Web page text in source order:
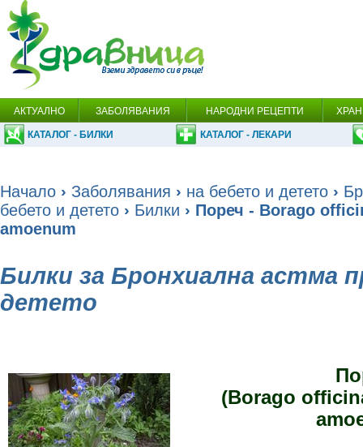
АКТУАЛНО ЗАБОЛЯВАНИЯ НАРОДНИ РЕЦЕПТИ
КАТАЛОГ - БИЛКИ КАТАЛОГ - ЛЕКАРИ
Начало › Заболявания › на бебето и детето ›
бебето и детето › Билки › Пореч - Borago
amoenum
Билки за Бронхиална астма
детето
(Borago